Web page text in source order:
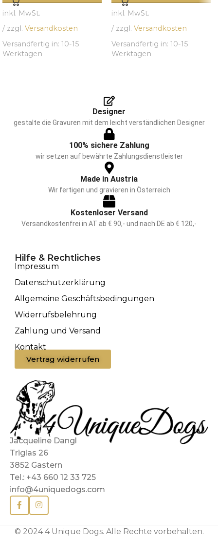
inkl. MwSt.
/ zzgl. Versandkosten
Versandfertig in: 10-15
Werktagen
inkl. MwSt.
/ zzgl. Versandkosten
Versandfertig in: 10-15
Werktagen
Designer
gestalte die Gravuren mit dem leicht verständlichen Designer
100% sichere Zahlung
wir setzen auf bewährte Zahlungsdienstleister
Made in Austria
Wir fertigen und gravieren in Österreich
Kostenloser Versand
Versandkostenfrei in AT ab € 90,- und nach DE ab € 120,-
Hilfe & Rechtliches
Impressum
Datenschutzerklärung
Allgemeine Geschäftsbedingungen
Widerrufsbelehrung
Zahlung und Versand
Kontakt
Vertrag widerrufen
Jacqueline Dangl
Triglas 26
3852 Gastern
Tel.: +43 660 12 33 725
info@4uniquedogs.com
© 2024 4 Unique Dogs. Alle Rechte vorbehalten.